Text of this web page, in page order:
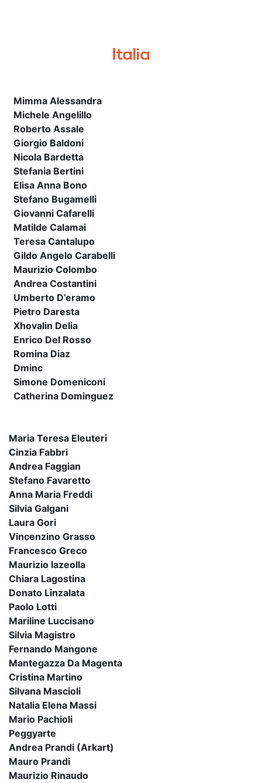
Italia
Mimma Alessandra
Michele Angelillo
Roberto Assale
Giorgio Baldoni
Nicola Bardetta
Stefania Bertini
Elisa Anna Bono
Stefano Bugamelli
Giovanni Cafarelli
Matilde Calamai
Teresa Cantalupo
Gildo Angelo Carabelli
Maurizio Colombo
Andrea Costantini
Umberto D’eramo
Pietro Daresta
Xhovalin Delia
Enrico Del Rosso
Romina Diaz
Dminc
Simone Domeniconi
Catherina Dominguez
Maria Teresa Eleuteri
Cinzia Fabbri
Andrea Faggian
Stefano Favaretto
Anna Maria Freddi
Silvia Galgani
Laura Gori
Vincenzino Grasso
Francesco Greco
Maurizio Iazeolla
Chiara Lagostina
Donato Linzalata
Paolo Lotti
Mariline Luccisano
Silvia Magistro
Fernando Mangone
Mantegazza Da Magenta
Cristina Martino
Silvana Mascioli
Natalia Elena Massi
Mario Pachioli
Peggyarte
Andrea Prandi (Arkart)
Mauro Prandi
Maurizio Rinaudo